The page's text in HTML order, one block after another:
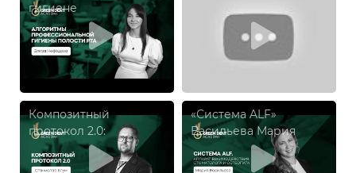
гигиене
Композитный
протокол 2.0:
практический курс по
современной
«Система ALF»
Васильева Мария
Борисовна